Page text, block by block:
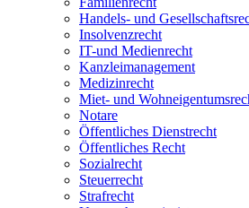
Handels- und
Insolvenzrecht
IT-und Medienrecht
Kanzleimanagement
Medizinrecht
Miet- und
Notare
Öffentliches Dienstrecht
Öffentliches Recht
Sozialrecht
Steuerrecht
Strafrecht